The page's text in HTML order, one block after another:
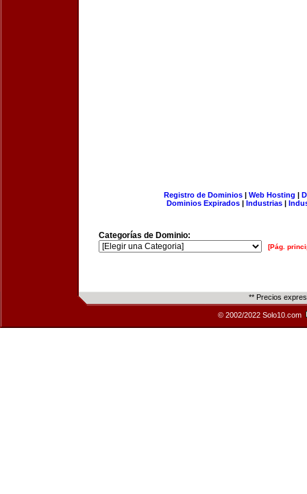
Registro de Dominios| Web Hosting |
Dominios Expirados | Industrias |
Categorías de Dominio:
[Pág.
** Precios
© 2002/2022 Solo10.com